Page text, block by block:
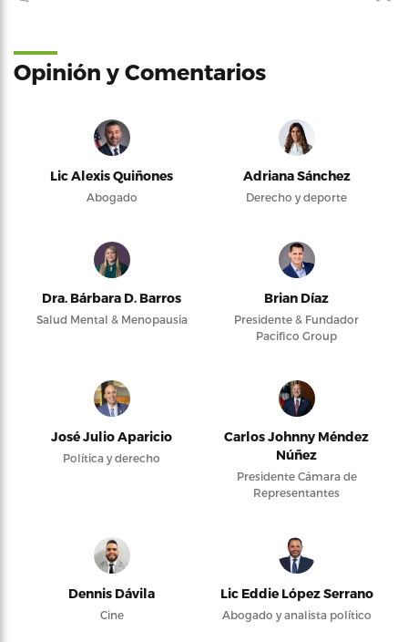
Opinión y Comentarios
Lic Alexis Quiñones
Abogado
Adriana Sánchez
Derecho y deporte
Dra. Bárbara D. Barros
Salud Mental & Menopausia
Brian Díaz
Presidente & Fundador
Pacifico Group
José Julio Aparicio
Política y derecho
Carlos Johnny Méndez
Núñez
Presidente Cámara de
Representantes
Dennis Dávila
Cine
Lic Eddie López Serrano
Abogado y analista político